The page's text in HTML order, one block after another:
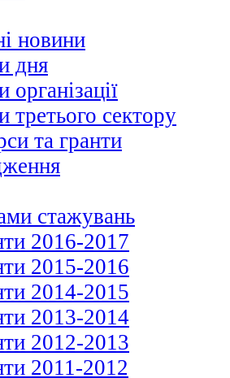
новини
дня
третього сектору
та гранти
стажувань
2016-2017
2015-2016
2014-2015
2013-2014
2012-2013
2011-2012